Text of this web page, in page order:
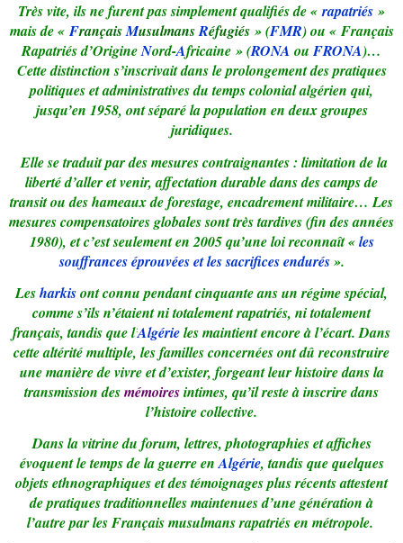
Très vite, ils ne furent pas simplement qualifiés de «rapatriés »
mais de «FrançaisMusulmansRéfugiés» (FMR) ou « Français
Rapatriés d’OrigineNord-Africaine » (RONA ouFRONA)…
Cette distinction s’inscrivait dans le prolongement des pratiques
politiques et administratives du temps colonial algérien qui,
jusqu’en 1958, ont séparé la population en deux groupes
juridiques.
Elle se traduit par des mesures contraignantes : limitation de la
liberté d’aller et venir, affectation durable dans des camps de
transit ou des hameaux de forestage, encadrement militaire… Les
mesures compensatoires globales sont très tardives (fin des années
1980), et c’est seulement en 2005 qu’une loi reconnaît «les
souffrances éprouvées et les sacrifices endurés».
Lesharkisont connu pendant cinquante ans un régime spécial,
comme s’ils n’étaient ni totalement rapatriés, ni totalement
français, tandis que l’Algérieles maintient encore à l’écart. Dans
cette altérité multiple, les familles concernées ont dû reconstruire
une manière de vivre et d’exister, forgeant leur histoire dans la
transmission desmémoiresintimes, qu’il reste à inscrire dans
l’histoire collective.
Dans la vitrine du forum, lettres, photographies et affiches
évoquent le temps de la guerre enAlgérie, tandis que quelques
objets ethnographiques et des témoignages plus récents attestent
de pratiques traditionnelles maintenues d’une génération à
l’autre par les Français musulmans rapatriés en métropole.